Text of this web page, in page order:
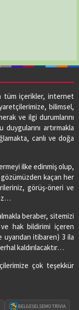
tüm içerikler, internet
bilimsel,
ve ilgi durumlarını
artırmakla
canlı ve doğa
ilke edinmiş olup,
kaçan her
görüş-öneri ve
beraber, sitemizi
hak bildirimi içeren
itibaren) 3 ila
kaldırılacaktır…
çok teşekkür
BELGESELSEMO TRIVIA